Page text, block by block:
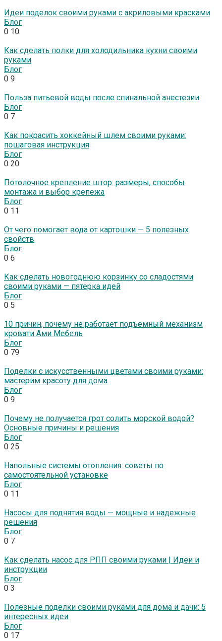
Идеи поделок своими руками с акриловыми красками
Блог
0 10
Как сделать полки для холодильника кухни своими
руками
Блог
0 9
Польза питьевой воды после спинальной анестезии
Блог
0 7
Как покрасить хоккейный шлем своими руками:
пошаговая инструкция
Блог
0 20
Потолочное крепление штор: размеры, способы
монтажа и выбор крепежа
Блог
0 11
От чего помогает вода от картошки — 5 полезных
свойств
Блог
0 6
Как сделать новогоднюю корзинку со сладостями
своими руками — пятерка идей
Блог
0 5
10 причин, почему не работает подъемный механизм
кровати Ами Мебель
Блог
0 79
Поделки с искусственными цветами своими руками:
мастерим красоту для дома
Блог
0 9
Почему не получается грот солить морской водой?
Основные причины и решения
Блог
0 25
Напольные системы отопления: советы по
самостоятельной установке
Блог
0 11
Насосы для поднятия воды — мощные и надежные
решения
Блог
0 7
Как сделать насос для РПП своими руками | Идеи и
инструкции
Блог
0 3
Полезные поделки своими руками для дома и дачи: 5
интересных идеи
Блог
0 17